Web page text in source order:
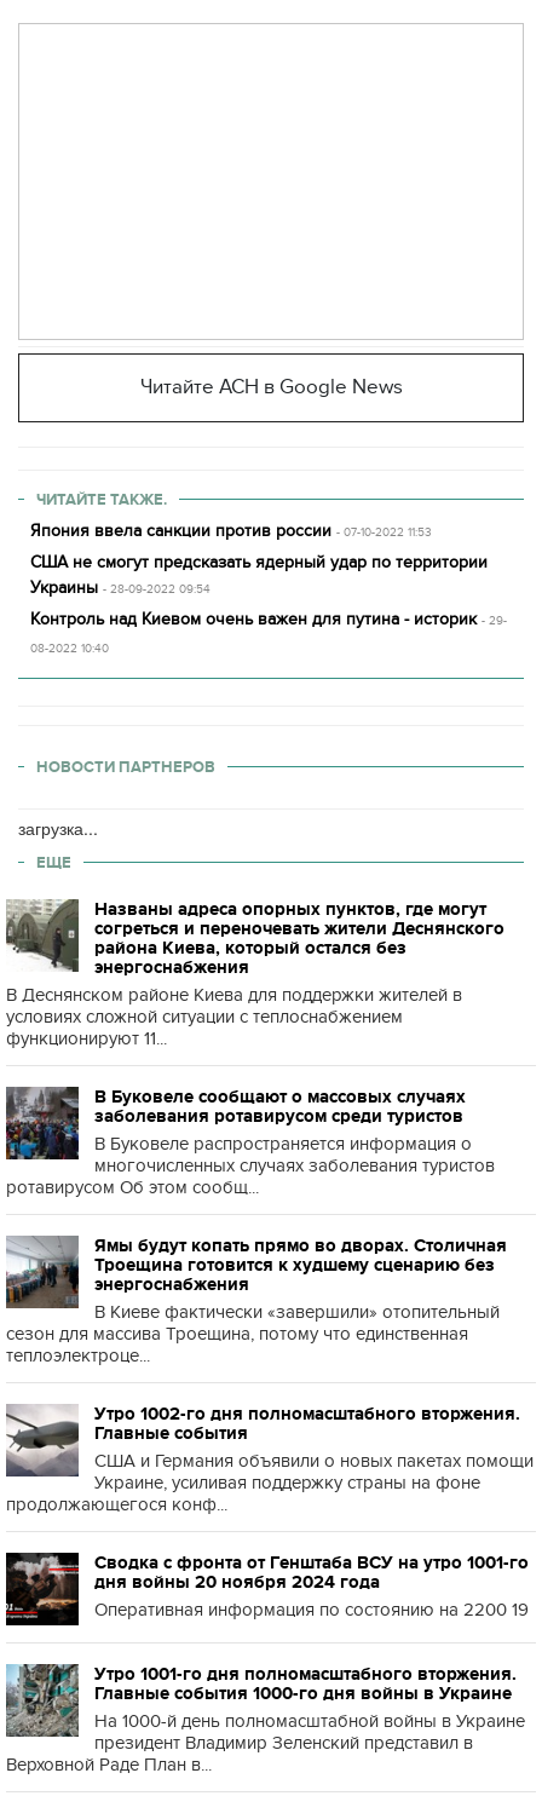
Читайте АСН в Google News
ЧИТАЙТЕ ТАКЖЕ.
Япония ввела санкции против россии - 07-10-2022 11:53
США не смогут предсказать ядерный удар по территории
Украины - 28-09-2022 09:54
Контроль над Киевом очень важен для путина - историк - 29-
08-2022 10:40
НОВОСТИ ПАРТНЕРОВ
загрузка...
ЕЩЕ
Названы адреса опорных пунктов, где могут
согреться и переночевать жители Деснянского
района Киева, который остался без
энергоснабжения
В Деснянском районе Киева для поддержки жителей в
условиях сложной ситуации с теплоснабжением
функционируют 11...
В Буковеле сообщают о массовых случаях
заболевания ротавирусом среди туристов
В Буковеле распространяется информация о
многочисленных случаях заболевания туристов
ротавирусом Об этом сообщ...
Ямы будут копать прямо во дворах. Столичная
Троещина готовится к худшему сценарию без
энергоснабжения
В Киеве фактически «завершили» отопительный
сезон для массива Троещина, потому что единственная
теплоэлектроце...
Утро 1002-го дня полномасштабного вторжения.
Главные события
США и Германия объявили о новых пакетах помощи
Украине, усиливая поддержку страны на фоне
продолжающегося конф...
Сводка с фронта от Генштаба ВСУ на утро 1001-го
дня войны 20 ноября 2024 года
Оперативная информация по состоянию на 2200 19
Утро 1001-го дня полномасштабного вторжения.
Главные события 1000-го дня войны в Украине
На 1000-й день полномасштабной войны в Украине
президент Владимир Зеленский представил в
Верховной Раде План в...